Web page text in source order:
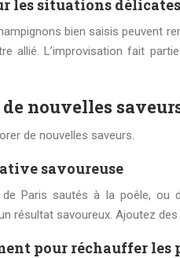
les situations délicates
bien saisis peuvent
allié. L’improvisation fait
nouvelles
de nouvelles saveurs.
savoureuse
Paris sautés à la poêle,
résultat savoureux. Ajoutez
pour réchauffer les